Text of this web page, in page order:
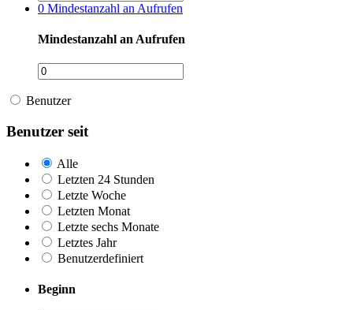
0 Mindestanzahl an Aufrufen
Mindestanzahl an Aufrufen
Benutzer
Benutzer seit
Alle
Letzten 24 Stunden
Letzte Woche
Letzten Monat
Letzte sechs Monate
Letztes Jahr
Benutzerdefiniert
Beginn